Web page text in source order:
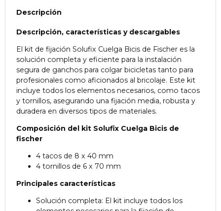
Descripción
Descripción, características y descargables
El kit de fijación Solufix Cuelga Bicis de Fischer es la
solución completa y eficiente para la instalación
segura de ganchos para colgar bicicletas tanto para
profesionales como aficionados al bricolaje. Este kit
incluye todos los elementos necesarios, como tacos
y tornillos, asegurando una fijación media, robusta y
duradera en diversos tipos de materiales.
Composición del kit Solufix Cuelga Bicis de
fischer
4 tacos de 8 x 40 mm
4 tornillos de 6 x 70 mm
Principales características
Solución completa: El kit incluye todos los